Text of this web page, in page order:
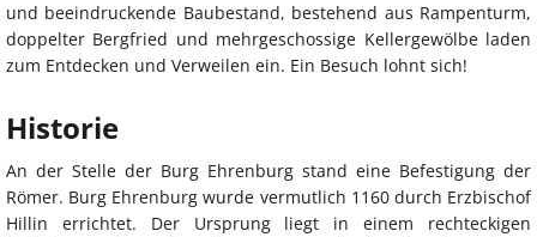
und beeindruckende Baubestand, bestehend aus Rampenturm,
doppelter Bergfried und mehrgeschossige Kellergewölbe laden
zum Entdecken und Verweilen ein. Ein Besuch lohnt sich!
Historie
An der Stelle der Burg Ehrenburg stand eine Befestigung der
Römer. Burg Ehrenburg wurde vermutlich 1160 durch Erzbischof
Hillin errichtet. Der Ursprung liegt in einem rechteckigen